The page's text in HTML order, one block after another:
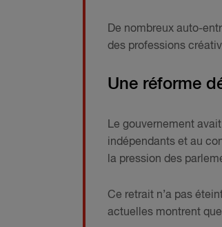
De nombreux auto-
des professions
Une réforme
Le gouvernement
indépendants et au
la pression des
Ce retrait n’a pas
actuelles montrent